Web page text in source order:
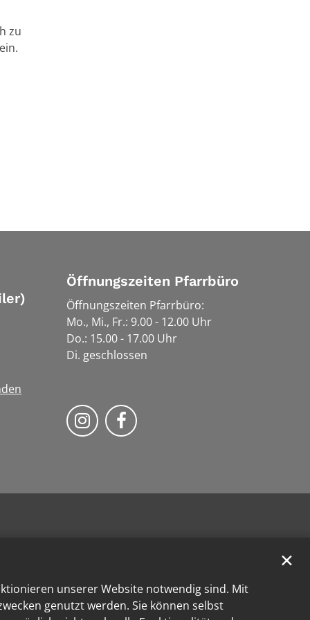
unserer Website notwendig sind. Mit
genutzt werden. Sie können selbst
✕
zu
Öffnungszeiten Pfarrbüro
Öffnungszeiten Pfarrbüro:
Mo., Mi., Fr.: 9.00 - 12.00 Uhr
Do.: 15.00 - 17.00 Uhr
Di. geschlossen
Bistum Trier auf Instragram
Bistum Trier auf Facebook